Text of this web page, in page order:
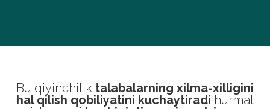
Bu qiyinchilik talabalarning xilma-xilligini
hal qilish qobiliyatini kuchaytiradi hurmat